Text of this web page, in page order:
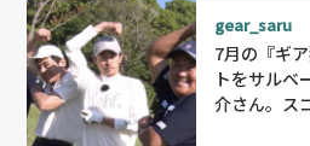
gear_saru
7月の『ギ
トをサルベ
介さん。ス